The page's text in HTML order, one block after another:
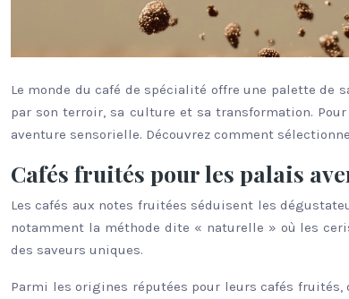
Le monde du café de spécialité offre une palette de
par son terroir, sa culture et sa transformation.
aventure sensorielle. Découvrez comment
Cafés fruités pour les palais
Les cafés aux notes fruitées séduisent les
notamment la méthode dite « naturelle » où les
des saveurs uniques.
Parmi les origines réputées pour leurs cafés